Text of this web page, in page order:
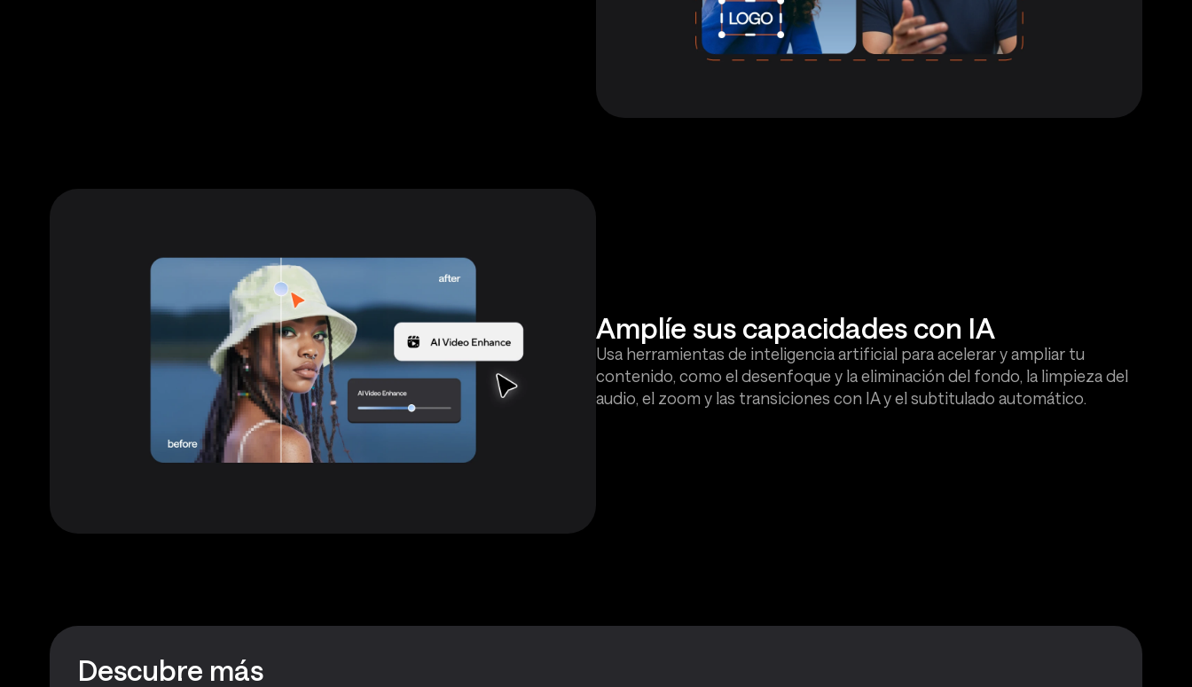
Amplíe sus capacidades con IA
Usa herramientas de inteligencia artificial para acelerar y ampliar tu
contenido, como el desenfoque y la eliminación del fondo, la limpieza del
audio, el zoom y las transiciones con IA y el subtitulado automático.
Descubre más